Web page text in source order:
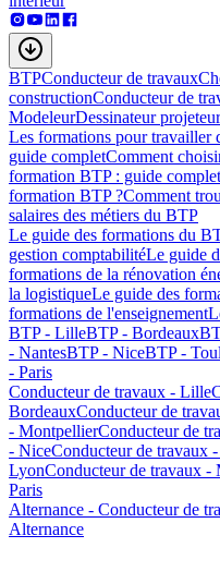
BTPConducteur de travaux
constructionConducteur de
ModeleurDessinateur projeteur
Les formations pour travailler
guide completComment
formation BTP : guide complet
formation BTP ?Comment
salaires des métiers du BTP
Le guide des formations du
gestion comptabilitéLe guide
formations de la rénovation
la logistiqueLe guide des
formations de l'enseignement
BTP - LilleBTP - Bordeaux
- NantesBTP - NiceBTP -
- Paris
Conducteur de travaux - Lille
BordeauxConducteur de
- MontpellierConducteur de
- NiceConducteur de travaux
LyonConducteur de travaux -
Paris
Alternance - Conducteur de
Alternance